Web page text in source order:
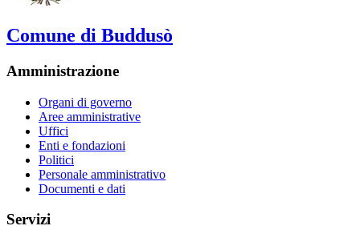
Comune di Buddusò
Amministrazione
Organi di governo
Aree amministrative
Uffici
Enti e fondazioni
Politici
Personale amministrativo
Documenti e dati
Servizi